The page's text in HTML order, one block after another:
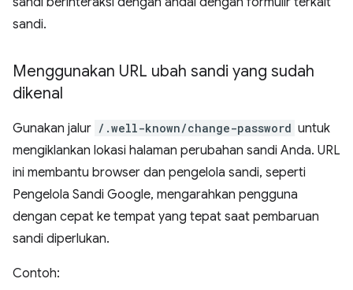
sandi.
Menggunakan URL ubah sandi yang sudah
dikenal
Gunakan jalur /.well-known/change-password untuk
mengiklankan lokasi halaman perubahan sandi Anda. URL
ini membantu browser dan pengelola sandi, seperti
Pengelola Sandi Google, mengarahkan pengguna
dengan cepat ke tempat yang tepat saat pembaruan
sandi diperlukan.
Contoh: